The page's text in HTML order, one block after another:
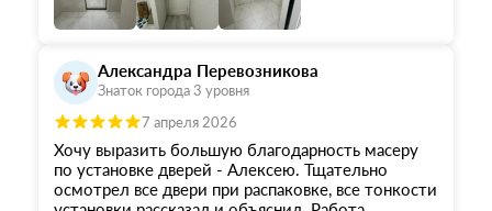
Александра Перевозникова
Знаток города 3 уровня
7 апреля 2026
Хочу выразить большую благодарность масеру
по установке дверей - Алексею. Тщательно
осмотрел все двери при распаковке, все тонкости